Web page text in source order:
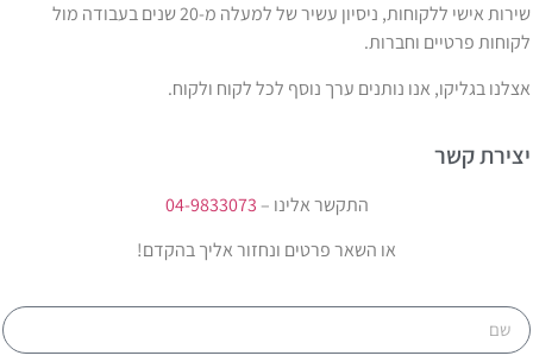
שירות אישי ללקוחות, ניסיון עשיר של למעלה מ-20 שנים בעבודה מול
לקוחות פרטיים וחברות.
אצלנו בגליקו, אנו נותנים ערך נוסף לכל לקוח ולקוח.
יצירת קשר
התקשר אלינו – 04-9833073
או השאר פרטים ונחזור אליך בהקדם!